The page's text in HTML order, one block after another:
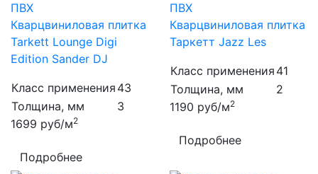
ПВХ
Кварцвиниловая плитка
Tarkett Lounge Digi
Edition Sander DJ
Класс применения 43
Толщина, мм
3
1699 руб/м2
Подробнее
ПВХ
Кварцвиниловая плитка
Таркетт Jazz Les
Класс применения 41
Толщина, мм
2
1190 руб/м2
Подробнее